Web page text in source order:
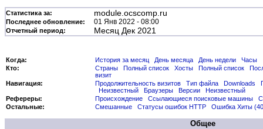
Статистика за: module.ocscomp.ru
Последнее обновление: 01 Янв 2022 - 08:00
Отчетный период: Месяц Дек 2021
Когда: История за месяц День месяца День недели
Часы
Кто:
Страны Полный список Хосты Полный список
визит
Навигация:
Продолжительность визитов Тип файла Downloads
Неизвестный
Браузеры Версии
Неизвестный
Рефереры:
Происхождение Ссылающиеся поисковые машины
Остальные:
Смешанные Статусы ошибок HTTP Ошибка Хиты
Общее